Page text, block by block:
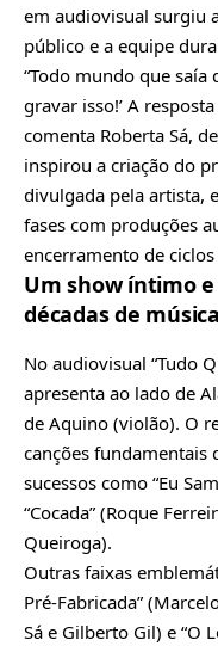
em audiovisual surgiu
público e a equipe
“Todo mundo que saía
gravar isso!’ A
comenta Roberta Sá,
inspirou a criação do
divulgada pela artista,
fases com produções
encerramento de
Um show íntimo
décadas de música
No audiovisual “Tudo
apresenta ao lado de
de Aquino (violão). O
canções fundamentais
sucessos como “Eu
“Cocada” (Roque
Queiroga).
Outras faixas
Pré-Fabricada”
Sá e Gilberto Gil) e “O